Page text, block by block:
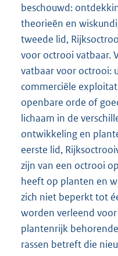
beschouwd:
theorieën en
tweede lid,
voor octrooi vatbaar.
vatbaar voor octrooi:
commerciële
openbare orde of
lichaam in de
ontwikkeling en
eerste lid,
zijn van een octrooi
heeft op planten en
zich niet beperkt tot
worden verleend
plantenrijk
rassen betreft die